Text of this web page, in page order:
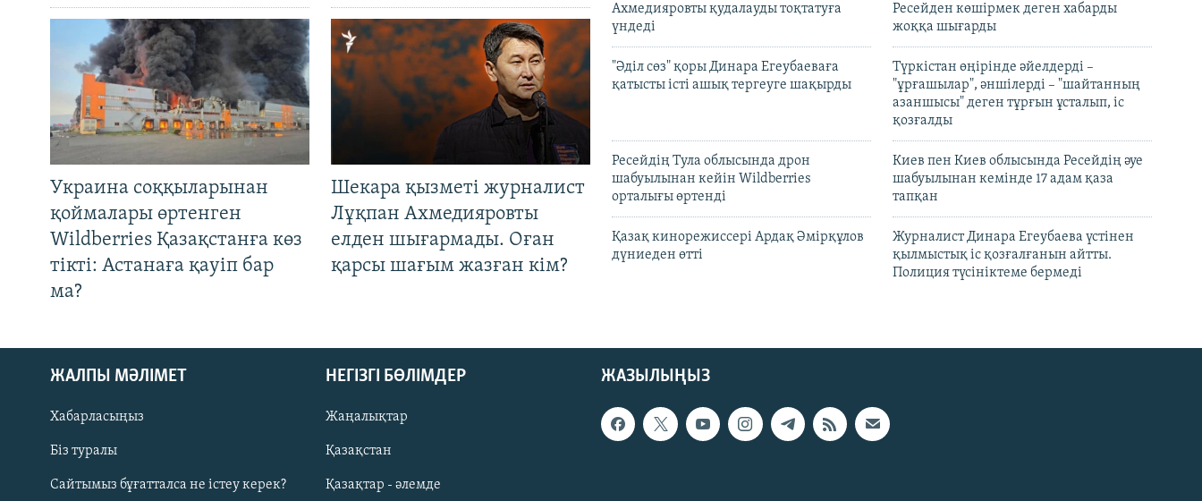
Русский
Украина соққыларынан
қоймалары өртенген
Wildberries Қазақстанға көз
тікті: Астанаға қауіп бар
ма?
Шекара қызметі журналист
Лұқпан Ахмедияровты
елден шығармады. Оған
қарсы шағым жазған кім?
Ахмедияровты қудалауды тоқтатуға
үндеді
Ресейден көшірмек деген хабарды
жоққа шығарды
"Әділ сөз" қоры Динара Егеубаеваға
қатысты істі ашық тергеуге шақырды
Түркістан өңірінде әйелдерді –
"ұрғашылар", әншілерді – "шайтанның
азаншысы" деген тұрғын ұсталып, іс
қозғалды
Ресейдің Тула облысында дрон
шабуылынан кейін Wildberries
орталығы өртенді
Киев пен Киев облысында Ресейдің әуе
шабуылынан кемінде 17 адам қаза
тапқан
Қазақ кинорежиссері Ардақ Әмірқұлов
дүниеден өтті
Журналист Динара Егеубаева үстінен
қылмыстық іс қозғалғанын айтты.
Полиция түсініктеме бермеді
ЖАЗЫЛЫҢЫЗ
ЖАЛПЫ МӘЛІМЕТ
Хабарласыңыз
Біз туралы
Сайтымыз бұғатталса не істеу керек?
НЕГІЗГІ БӨЛІМДЕР
Жаңалықтар
Қазақстан
Қазақтар - әлемде